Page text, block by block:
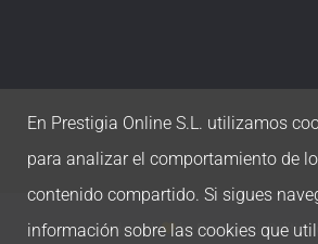
Made with by Prestigia|Política
En Prestigia Online S.L. utilizamos
para analizar el comportamiento de
contenido compartido. Si sigues
información sobre las cookies que